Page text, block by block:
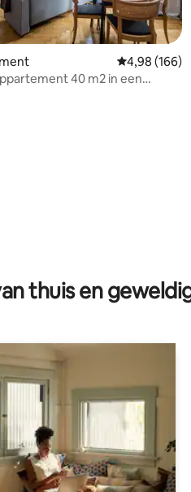
van 4,95 op 5, 173 recensies
Gemiddelde
4,98 (166)
40 m2 in een
thuis en